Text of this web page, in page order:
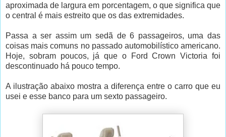
aproximada de largura em porcentagem, o que significa que
o central é mais estreito que os das extremidades.
Passa a ser assim um sedã de 6 passageiros, uma das
coisas mais comuns no passado automobilístico americano.
Hoje, sobram poucos, já que o Ford Crown Victoria foi
descontinuado há pouco tempo.
A ilustração abaixo mostra a diferença entre o carro que eu
usei e esse banco para um sexto passageiro.